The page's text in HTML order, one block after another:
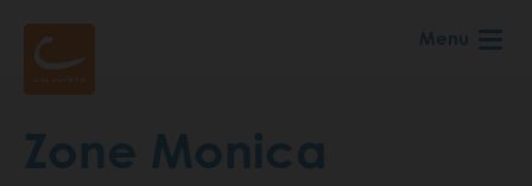
Menu
Zone Monica